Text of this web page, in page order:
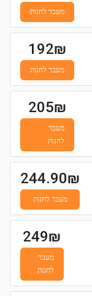
מעבר לחנות
192₪
מעבר לחנות
205₪
מעבר
לחנות
244.90₪
מעבר לחנות
249₪
מעבר
לחנות